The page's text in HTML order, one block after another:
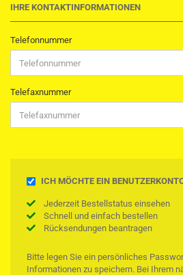
IHRE KONTAKTINFORMATIONEN
Telefonnummer
Telefaxnummer
SICHERN
IHRE
INFORMATIONEN
MIT
PASSWORT.
ICH MÖCHTE EIN
Jederzeit Bestellstatus einsehen
Schnell und einfach bestellen
Rücksendungen beantragen
Bitte legen Sie ein persönliches
Informationen zu speichern. Bei Ihrem